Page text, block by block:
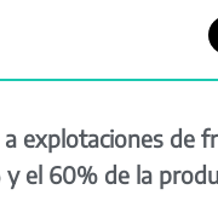
explotaciones de
el 60% de la